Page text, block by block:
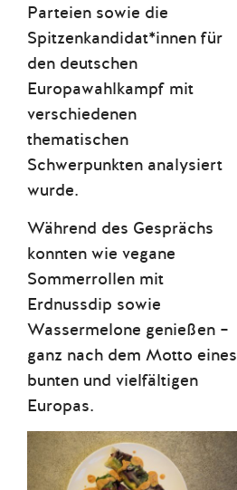
Parteien sowie die
Spitzenkandidat*innen für
den deutschen
Europawahlkampf mit
verschiedenen
thematischen
Schwerpunkten analysiert
wurde.
Während des Gesprächs
konnten wie vegane
Sommerrollen mit
Erdnussdip sowie
Wassermelone genießen –
ganz nach dem Motto eines
bunten und vielfältigen
Europas.